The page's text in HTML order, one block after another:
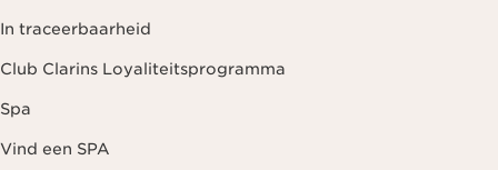
In traceerbaarheid
Club Clarins Loyaliteitsprogramma
Spa
Vind een SPA